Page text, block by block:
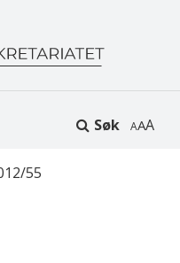
Søk A
55